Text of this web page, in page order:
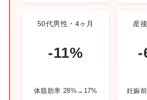
50代男性・4ヶ月
-11%
体脂肪率 28%→17%
産
-
妊娠